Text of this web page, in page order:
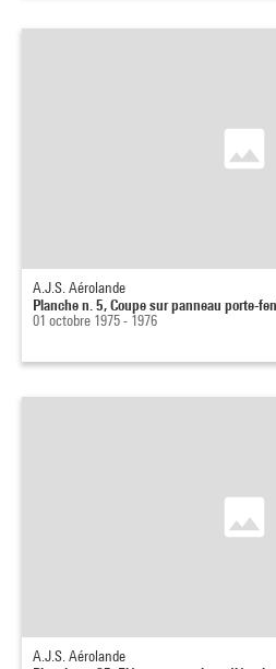
A.J.S. Aérolande
Planche n. 5, Coupe sur panneau porte-
01 octobre 1975 - 1976
A.J.S. Aérolande